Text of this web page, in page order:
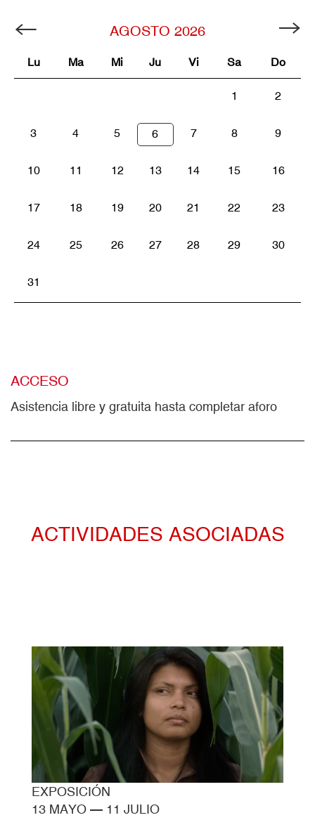
AGOSTO 2026
Lu Ma Mi Ju Vi Sa Do
1 2
3 4 5 6 7 8 9
10 11 12 13 14 15 16
17 18 19 20 21 22 23
24 25 26 27 28 29 30
31
ACCESO
Asistencia libre y gratuita hasta completar aforo
ACTIVIDADES ASOCIADAS
EXPOSICIÓN
13 MAYO — 11 JULIO